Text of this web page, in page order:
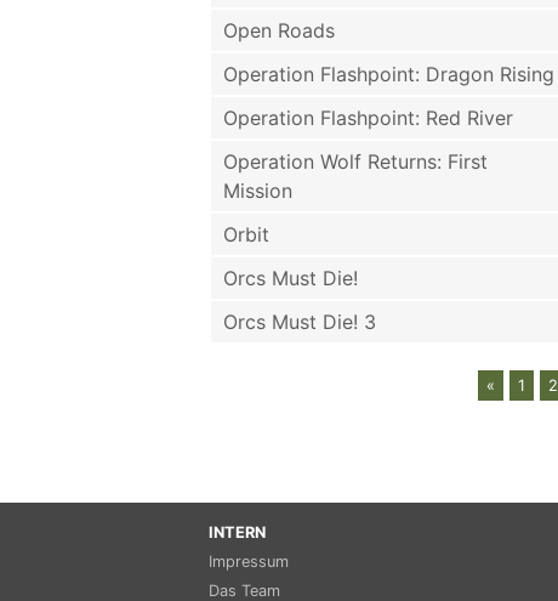
Open Roads
Operation Flashpoint: Dragon Rising
Operation Flashpoint: Red River
Operation Wolf Returns: First
Mission
Orbit
Orcs Must Die!
Orcs Must Die! 3
« 1 2
INTERN
Impressum
Das Team